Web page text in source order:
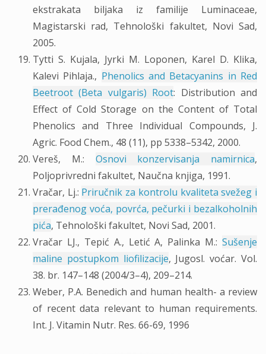
ekstrakata biljaka iz familije Luminaceae,
Magistarski rad, Tehnološki fakultet, Novi Sad,
2005.
Tytti S. Kujala, Jyrki M. Loponen, Karel D. Klika,
Kalevi Pihlaja., Phenolics and Betacyanins in Red
Beetroot (Beta vulgaris) Root: Distribution and
Effect of Cold Storage on the Content of Total
Phenolics and Three Individual Compounds, J.
Agric. Food Chem., 48 (11), pp 5338–5342, 2000.
Vereš, M.: Osnovi konzervisanja namirnica,
Poljoprivredni fakultet, Naučna knjiga, 1991.
Vračar, Lj.: Priručnik za kontrolu kvaliteta svežeg i
prerađenog voća, povrća, pečurki i bezalkoholnih
pića, Tehnološki fakultet, Novi Sad, 2001.
Vračar LJ., Tepić A., Letić A, Palinka M.: Sušenje
maline postupkom liofilizacije, Jugosl. voćar. Vol.
38. br. 147–148 (2004/3–4), 209–214.
Weber, P.A. Benedich and human health- a review
of recent data relevant to human requirements.
Int. J. Vitamin Nutr. Res. 66-69, 1996